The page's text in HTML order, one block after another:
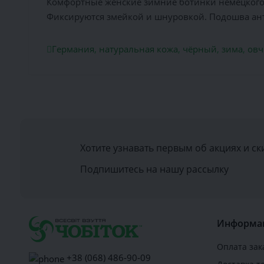
Фиксируются змейкой и шнуровкой. Подошва
Германия, натуральная кожа, чёрный, зима,
Хотите узнавать первым об акциях и
Подпишитесь на нашу рассылку
+38 (068) 486-90-09
Оплата